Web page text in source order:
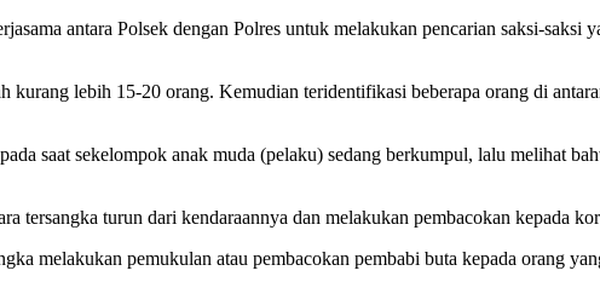
antara Polsek dengan Polres untuk melakukan pencarian saksi-
lebih 15-20 orang. Kemudian teridentifikasi beberapa orang di
saat sekelompok anak muda (pelaku) sedang berkumpul, lalu melihat
tersangka turun dari kendaraannya dan melakukan pembacokan kepada
melakukan pemukulan atau pembacokan pembabi buta kepada orang